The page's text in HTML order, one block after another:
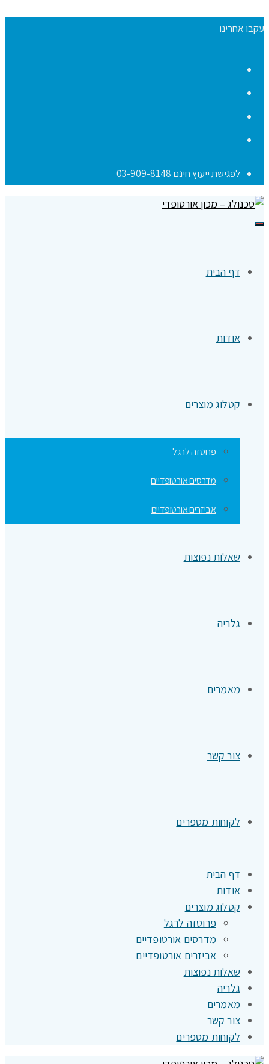
עקבו אחרינו
לפגישת ייעוץ חינם 03-909-8148
תפריט
דף הבית
אודות
קטלוג מוצרים
פרוטזה לרגל
מדרסים אורטופדיים
אביזרים אורטופדיים
שאלות נפוצות
גלריה
מאמרים
צור קשר
לקוחות מספרים
דף הבית
אודות
קטלוג מוצרים
פרוטזה לרגל
מדרסים אורטופדיים
אביזרים אורטופדיים
שאלות נפוצות
גלריה
מאמרים
צור קשר
לקוחות מספרים